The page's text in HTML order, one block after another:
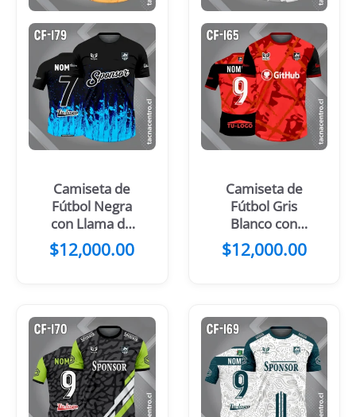
Camiseta de
Fútbol Negra
con Llama de
Fuego Naranja
$12,000.00
Camiseta de
Fútbol Gris
Blanco con
Mangas Negras
$12,000.00